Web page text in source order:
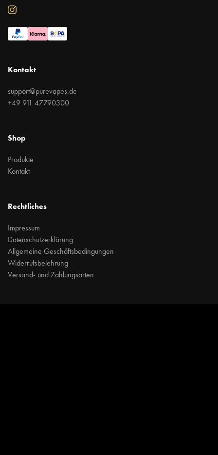
Kontakt
support@purevapes.de
+49 911 47790300
Shop
Produkte
Kontakt
Rechtliches
Impressum
Datenschutzerklärung
Allgemeine Geschäftsbedingungen
Widerrufsbelehrung
Versand- und Zahlungsarten